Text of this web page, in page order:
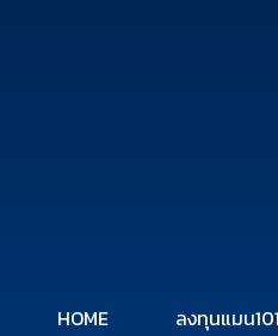
HOME ลงทุนแมน101